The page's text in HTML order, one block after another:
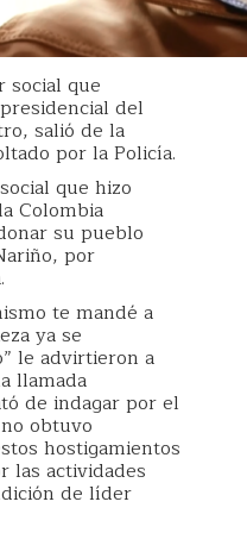
social que
del
salió de la
por la Policía.
que hizo
Colombia
su pueblo
por
te mandé a
ya se
le advirtieron a
llamada
de indagar por el
obtuvo
hostigamientos
las actividades
de líder